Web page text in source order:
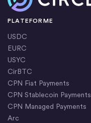
PLATEFORME
USDC
EURC
USYC
CirBTC
CPN Fiat Payments
CPN Stablecoin Payments
CPN Managed Payments
Arc